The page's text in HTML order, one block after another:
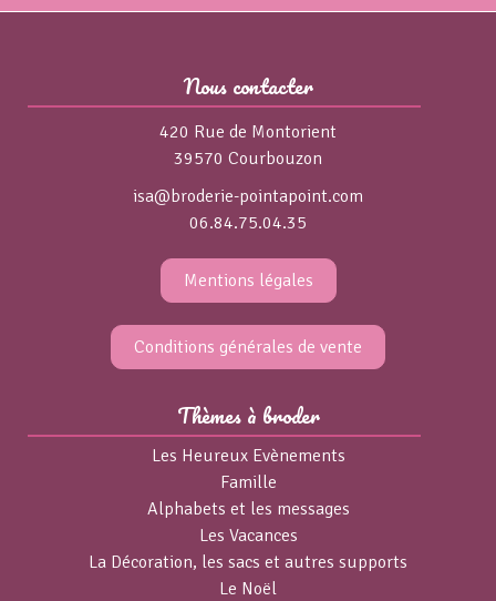
Nous contacter
420 Rue de Montorient
39570 Courbouzon
isa@broderie-pointapoint.com
06.84.75.04.35
Mentions légales
Conditions générales de vente
Thèmes à broder
Les Heureux Evènements
Famille
Alphabets et les messages
Les Vacances
La Décoration, les sacs et autres supports
Le Noël